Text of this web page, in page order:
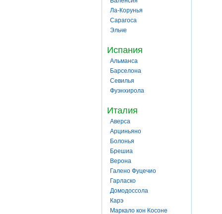
Ла-Корунья
Сарагоса
Эльче
Испания
Альманса
Барселона
Севилья
Фуэнхирола
Италия
Аверса
Арциньяно
Болонья
Брешиа
Верона
Галено Фуцечио
Гарласко
Домодоссола
Карэ
Маркало кон Косоне